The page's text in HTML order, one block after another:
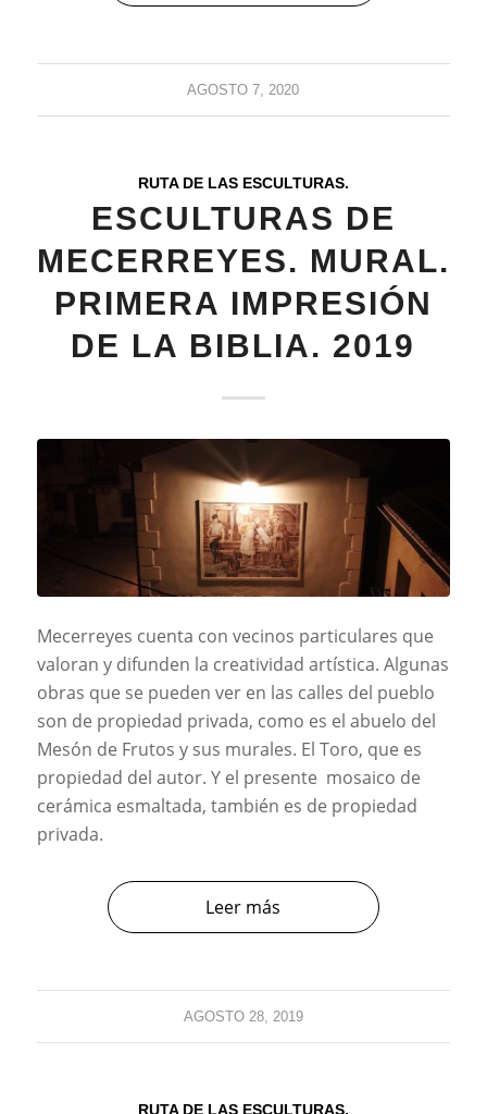
AGOSTO 7, 2020
RUTA DE LAS ESCULTURAS.
ESCULTURAS DE
MECERREYES. MURAL.
PRIMERA IMPRESIÓN
DE LA BIBLIA. 2019
Mecerreyes cuenta con vecinos particulares que
valoran y difunden la creatividad artística. Algunas
obras que se pueden ver en las calles del pueblo
son de propiedad privada, como es el abuelo del
Mesón de Frutos y sus murales. El Toro, que es
propiedad del autor. Y el presente mosaico de
cerámica esmaltada, también es de propiedad
privada.
Leer más
AGOSTO 28, 2019
RUTA DE LAS ESCULTURAS.